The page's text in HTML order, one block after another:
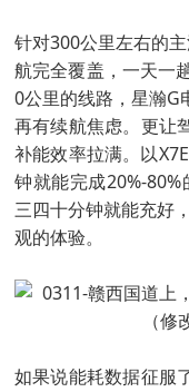
针对300公里左右的
航完全覆盖，一天一
0公里的线路，星瀚G
再有续航焦虑。更让
补能效率拉满。以
钟就能完成20%-80%
三四十分钟就能充好
观的体验。
如果说能耗数据征服